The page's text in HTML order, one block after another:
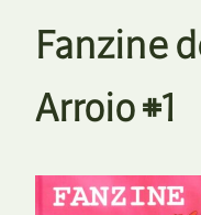
Fanzine
Arroio #1